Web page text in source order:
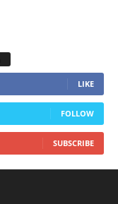
LIKE
FOLLOW
SUBSCRIBE